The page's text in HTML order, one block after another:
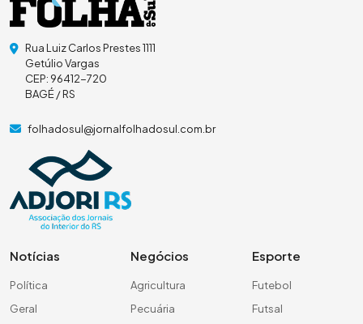
Rua Luiz Carlos Prestes 1111
Getúlio Vargas
CEP: 96412-720
BAGÉ / RS
folhadosul@jornalfolhadosul.com.br
Notícias
Política
Geral
Negócios
Agricultura
Pecuária
Esporte
Futebol
Futsal